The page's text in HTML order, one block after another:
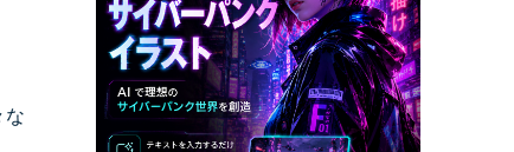
ファイル修復ソフト
サポートセンター
Recoverit
テキスト挿入
テキスト読み上げ(TTS)
自動字幕起こし(STT)
動画エフェクト
テンプレートプリセット
AIポートレート
生成ツール
AI絵自動生成ツール
AI画像生成ツール
AIアップスケーリングビデオ
プレゼンテーション動画
TikTok広告動画
ドショー作成関連知識 NEW
ムービー作成テクニック
使えるエフェクト素材おすすめ
Filmora 101ガイド
Filmoraラーニング・セ
Filmora基本動画チュー
く見る
協業実績
Filmora製品や、公式キャラクターとのコラ
ボ実績
な